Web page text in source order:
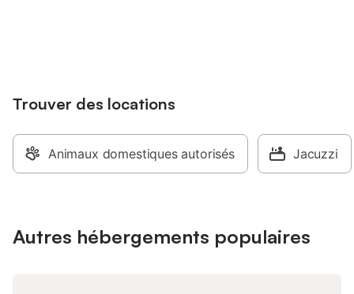
utiliser les lits bébé,
livres, DVD ou jeux
l'extérieur, vous
de spa et bien-être
Trouver des locations
Animaux domestiques autorisés Jacuzzi
Autres hébergements populaires